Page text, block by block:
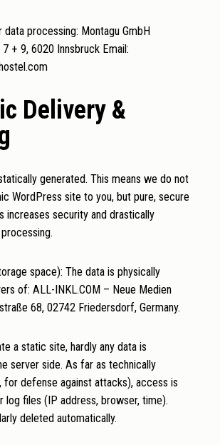
data processing: Montagu GmbH
+ 9, 6020 Innsbruck Email:
Delivery &
generated. This means we do not
WordPress site to you, but pure, secure
increases security and drastically
space): The data is physically
of: ALL-INKL.COM – Neue Medien
68, 02742 Friedersdorf, Germany.
a static site, hardly any data is
server side. As far as technically
for defense against attacks), access is
log files (IP address, browser, time).
deleted automatically.